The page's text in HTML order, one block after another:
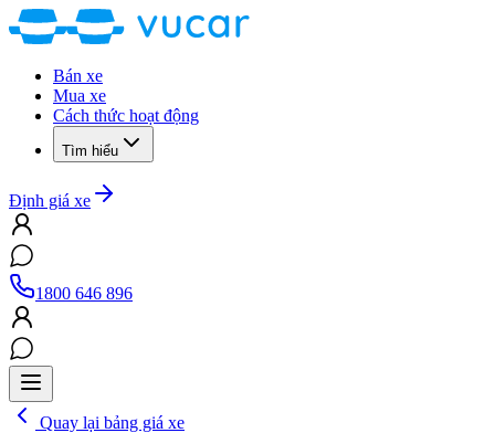
Bán xe
Mua xe
Cách thức hoạt động
Tìm hiểu
Định giá xe
1800 646 896
Quay lại bảng giá xe